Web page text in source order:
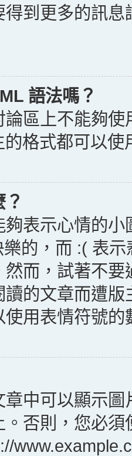
得到更多的訊
語法嗎？
區上不能夠
的格式都可以
夠表示心情的
的，而 :( 表
然而，試著不
的文章而遭
用表情符號的
章中可以顯示
。否則，您必